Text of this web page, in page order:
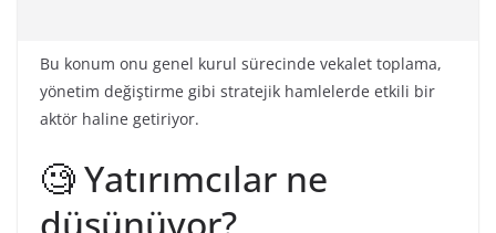
Bu konum onu genel kurul sürecinde vekalet toplama,
yönetim değiştirme gibi stratejik hamlelerde etkili bir
aktör haline getiriyor.
🧐 Yatırımcılar ne